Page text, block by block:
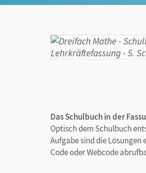
Das Schulbuch in der
Optisch dem Schulbuch
Aufgabe sind die
Code oder Webcode